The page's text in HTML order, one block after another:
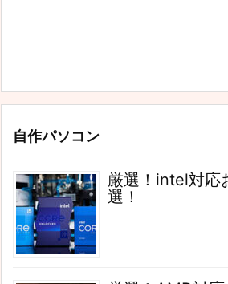
自作パソコン
厳選！intel対応
選！